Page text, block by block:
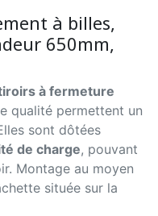
à billes,
650mm,
à fermeture
qualité permettent un
sont dôtées
de charge, pouvant
Montage au moyen
située sur la